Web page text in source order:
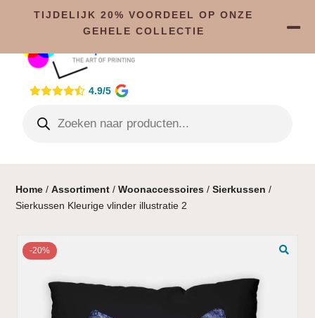
4.9/5
Home /Assortiment /Woonaccessoires /Sierkussen /
Sierkussen Kleurige vlinder illustratie 2
-20%
TIJDELIJK 20% VOORDEEL OP ONZE
GEHELE COLLECTIE